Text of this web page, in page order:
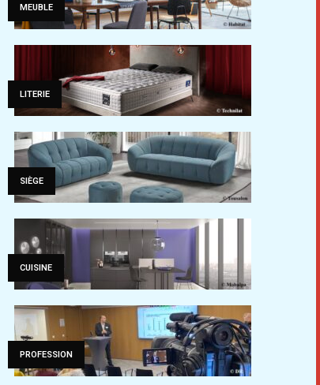
MEUBLE
LITERIE
SIÈGE
CUISINE
PROFESSION